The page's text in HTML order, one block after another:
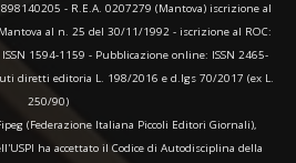
- R.E.A. 0207279 (Mantova) iscrizione al
al n. 25 del 30/11/1992 - iscrizione al ROC:
1594-1159 - Pubblicazione online: ISSN 2465-
diretti editoria L. 198/2016 e d.lgs 70/2017 (ex L.
250/90)
(Federazione Italiana Piccoli Editori Giornali),
ha accettato il Codice di Autodisciplina della